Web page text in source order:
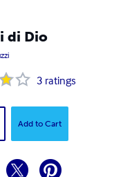
di Dio
3 ratings
Add to Cart